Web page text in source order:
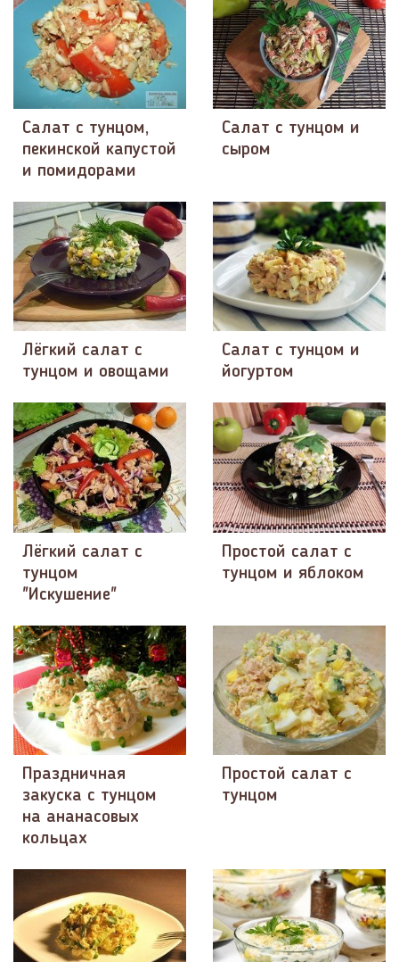
Салат с тунцом,
пекинской капустой
и помидорами
Салат с тунцом и
сыром
Лёгкий салат с
тунцом и овощами
Салат с тунцом и
йогуртом
Лёгкий салат с
тунцом
"Искушение"
Простой салат с
тунцом и яблоком
Праздничная
закуска с тунцом
на ананасовых
кольцах
Простой салат с
тунцом